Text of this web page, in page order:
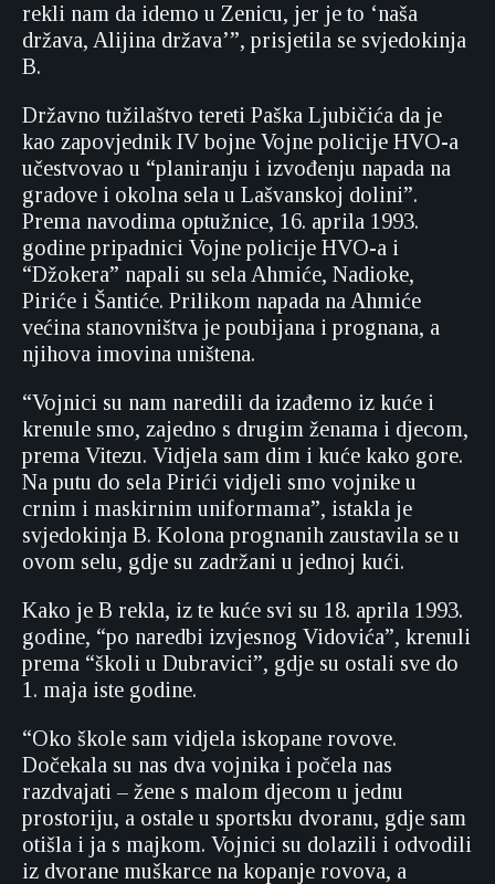
rekli nam da idemo u Zenicu, jer je to ‘naša
država, Alijina država’”, prisjetila se svjedokinja
B.
Državno tužilaštvo tereti Paška Ljubičića da je
kao zapovjednik IV bojne Vojne policije HVO-a
učestvovao u “planiranju i izvođenju napada na
gradove i okolna sela u Lašvanskoj dolini”.
Prema navodima optužnice, 16. aprila 1993.
godine pripadnici Vojne policije HVO-a i
“Džokera” napali su sela Ahmiće, Nadioke,
Piriće i Šantiće. Prilikom napada na Ahmiće
većina stanovništva je poubijana i prognana, a
njihova imovina uništena.
“Vojnici su nam naredili da izađemo iz kuće i
krenule smo, zajedno s drugim ženama i djecom,
prema Vitezu. Vidjela sam dim i kuće kako gore.
Na putu do sela Pirići vidjeli smo vojnike u
crnim i maskirnim uniformama”, istakla je
svjedokinja B. Kolona prognanih zaustavila se u
ovom selu, gdje su zadržani u jednoj kući.
Kako je B rekla, iz te kuće svi su 18. aprila 1993.
godine, “po naredbi izvjesnog Vidovića”, krenuli
prema “školi u Dubravici”, gdje su ostali sve do
1. maja iste godine.
“Oko škole sam vidjela iskopane rovove.
Dočekala su nas dva vojnika i počela nas
razdvajati – žene s malom djecom u jednu
prostoriju, a ostale u sportsku dvoranu, gdje sam
otišla i ja s majkom. Vojnici su dolazili i odvodili
iz dvorane muškarce na kopanje rovova, a